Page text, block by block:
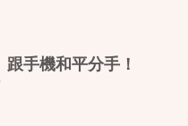
跟手機和平分手！